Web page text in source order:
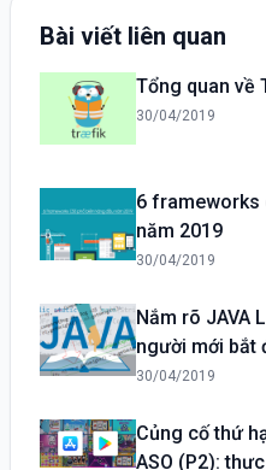
Bài viết liên quan
Tổng quan về
30/04/2019
6 frameworks
năm 2019
30/04/2019
Nắm rõ JAVA
người mới bắt
30/04/2019
Củng cố thứ
ASO (P2):